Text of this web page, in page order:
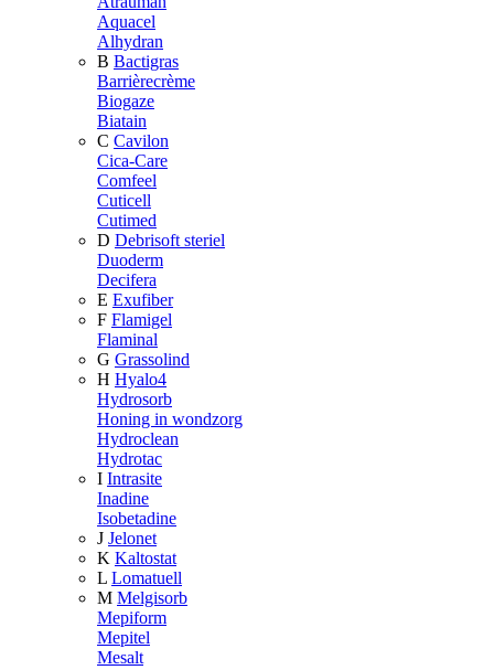
Aquacel
Alhydran
B Bactigras
Barrièrecrème
Biogaze
Biatain
C Cavilon
Cica-Care
Comfeel
Cuticell
Cutimed
D Debrisoft steriel
Duoderm
Decifera
E Exufiber
F Flamigel
Flaminal
G Grassolind
H Hyalo4
Hydrosorb
Honing in wondzorg
Hydroclean
Hydrotac
I Intrasite
Inadine
Isobetadine
J Jelonet
K Kaltostat
L Lomatuell
M Melgisorb
Mepiform
Mepitel
Mesalt